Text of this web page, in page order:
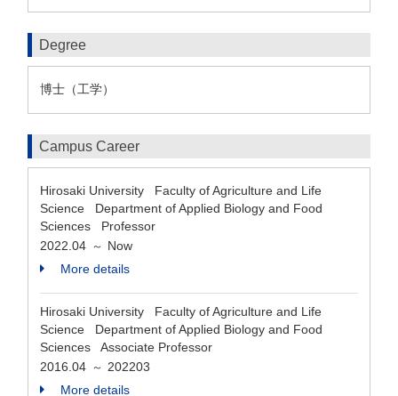
Degree
博士（工学）
Campus Career
Hirosaki University Faculty of Agriculture and Life
Science Department of Applied Biology and Food
Sciences Professor
2022.04 ～ Now
More details
Hirosaki University Faculty of Agriculture and Life
Science Department of Applied Biology and Food
Sciences Associate Professor
2016.04 ～ 202203
More details